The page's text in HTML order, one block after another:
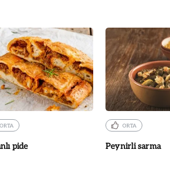
ORTA
pide
ORTA
Peynirli sarma